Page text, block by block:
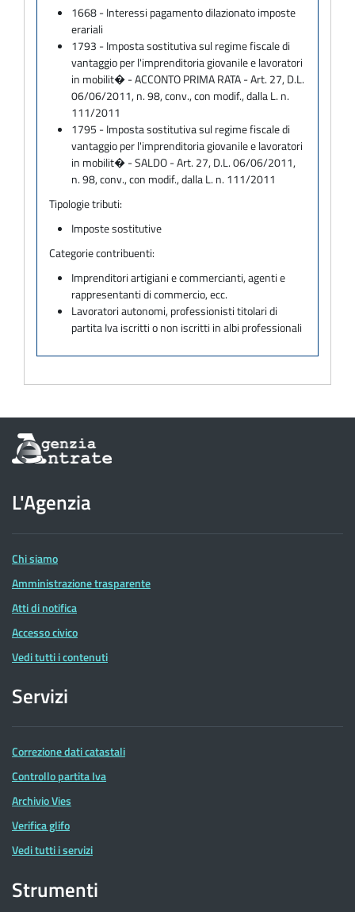
1668 - Interessi pagamento dilazionato imposte
erariali
1793 - Imposta sostitutiva sul regime fiscale di
vantaggio per l'imprenditoria giovanile e lavoratori
in mobilit� - ACCONTO PRIMA RATA - Art. 27, D.L.
06/06/2011, n. 98, conv., con modif., dalla L. n.
111/2011
1795 - Imposta sostitutiva sul regime fiscale di
vantaggio per l'imprenditoria giovanile e lavoratori
in mobilit� - SALDO - Art. 27, D.L. 06/06/2011,
n. 98, conv., con modif., dalla L. n. 111/2011
Tipologie tributi:
Imposte sostitutive
Categorie contribuenti:
Imprenditori artigiani e commercianti, agenti e
rappresentanti di commercio, ecc.
Lavoratori autonomi, professionisti titolari di
partita Iva iscritti o non iscritti in albi professionali
Informazioni
sul
dell'Agenzia
delle
Entrate
L'Agenzia
Chi siamo
Amministrazione trasparente
Atti di notifica
Accesso civico
Vedi tutti i contenuti
Servizi
Correzione dati catastali
Controllo partita Iva
Archivio Vies
Verifica glifo
Vedi tutti i servizi
Strumenti